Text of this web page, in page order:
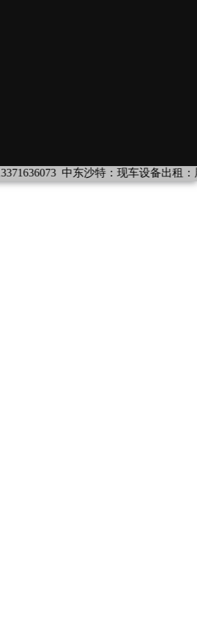
中东沙特：现车设备出租：履带吊：